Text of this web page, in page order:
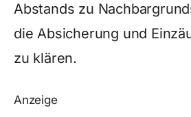
Abstands zu
die Absicherung und
zu klären.
Anzeige